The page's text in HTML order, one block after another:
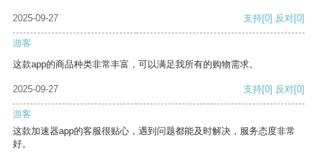
2025-09-27 支持[0] 反对[0]
游客
这款app的商品种类非常丰富，可以满足我所有的购物需求。
2025-09-27 支持[0] 反对[0]
游客
这款加速器app的客服很贴心，遇到问题都能及时解决，服务态度非常
好。